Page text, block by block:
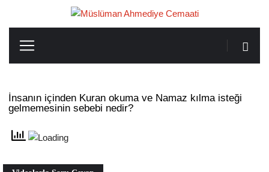
İnsanın içinden Kuran okuma ve Namaz kılma isteği
gelmemesinin sebebi nedir?